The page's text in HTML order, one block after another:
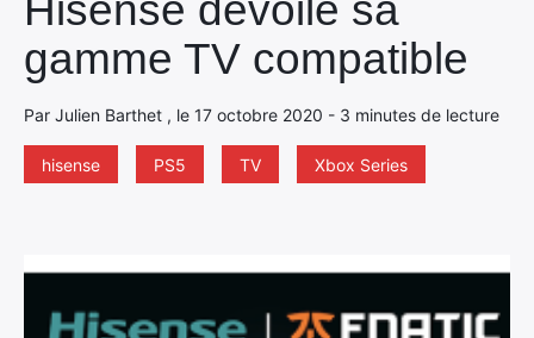
Hisense dévoile sa
gamme TV compatible
Par Julien Barthet , le 17 octobre 2020 - 3 minutes de lecture
hisense PS5 TV Xbox Series